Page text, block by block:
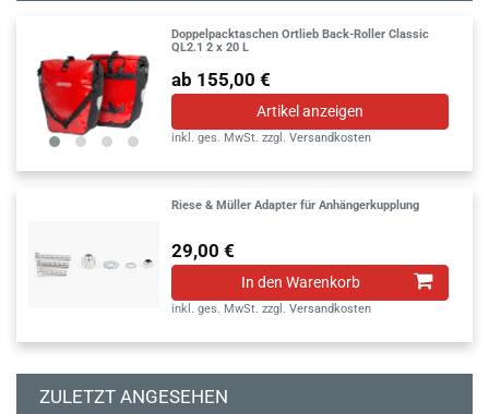
Doppelpacktaschen Ortlieb Back-Roller Classic
QL2.1 2 x 20 L
ab 155,00 €
Artikel anzeigen
inkl. ges. MwSt. zzgl.Versandkosten
Riese & Müller Adapter für Anhängerkupplung
29,00 €
In den Warenkorb
inkl. ges. MwSt. zzgl.Versandkosten
ZULETZT ANGESEHEN